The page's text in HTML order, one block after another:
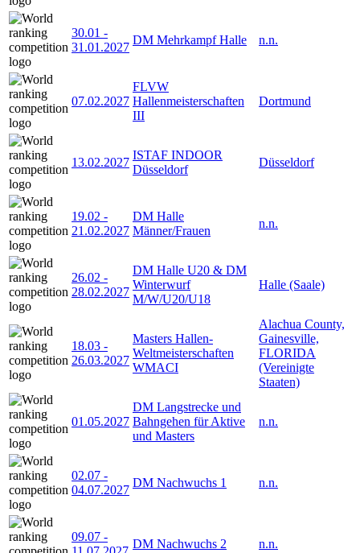
30.01 -
31.01.2027
DM Mehrkampf Halle n.n.
07.02.2027
FLVW
Hallenmeisterschaften
III
Dortmund
13.02.2027
ISTAF INDOOR
Düsseldorf
Düsseldorf
19.02 -
21.02.2027
DM Halle
Männer/Frauen
n.n.
26.02 -
28.02.2027
DM Halle U20 & DM
Winterwurf
M/W/U20/U18
Halle (Saale)
18.03 -
26.03.2027
Masters Hallen-
Weltmeisterschaften
WMACI
Alachua County,
Gainesville,
FLORIDA
(Vereinigte
Staaten)
01.05.2027
DM Langstrecke und
Bahngehen für Aktive
und Masters
n.n.
02.07 -
04.07.2027
DM Nachwuchs 1 n.n.
09.07 -
DM Nachwuchs 2 n.n.